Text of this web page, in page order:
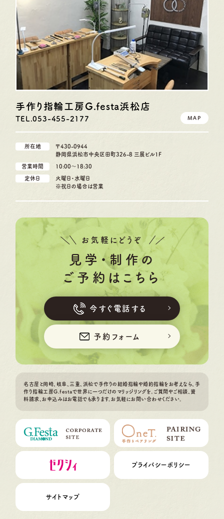
手作り指輪工房G.festa浜松店
TEL.053-455-2177 MAP
所在地
〒430-0944
静岡県浜松市中央区田町326-8 三展ビル1F
営業時間 10:00〜18:30
定休日
火曜日・水曜日
※祝日の場合は営業
お気軽にどうぞ
見学・制作の
ご予約はこちら
今すぐ電話する
予約フォーム
名古屋と岡崎、岐阜、三重、浜松で手作りの結婚指輪や婚約指輪をお考えなら、手
作り指輪工房G.festaで世界に一つだけのマリッジリングを。ご質問やご相談、資
料請求、お申込みはお電話でも承ります。お気軽にお問い合わせください。
プライバシーポリシー
サイトマップ